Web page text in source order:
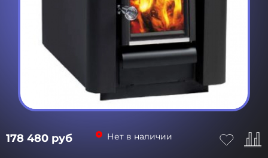
178 480 руб Нет в наличии